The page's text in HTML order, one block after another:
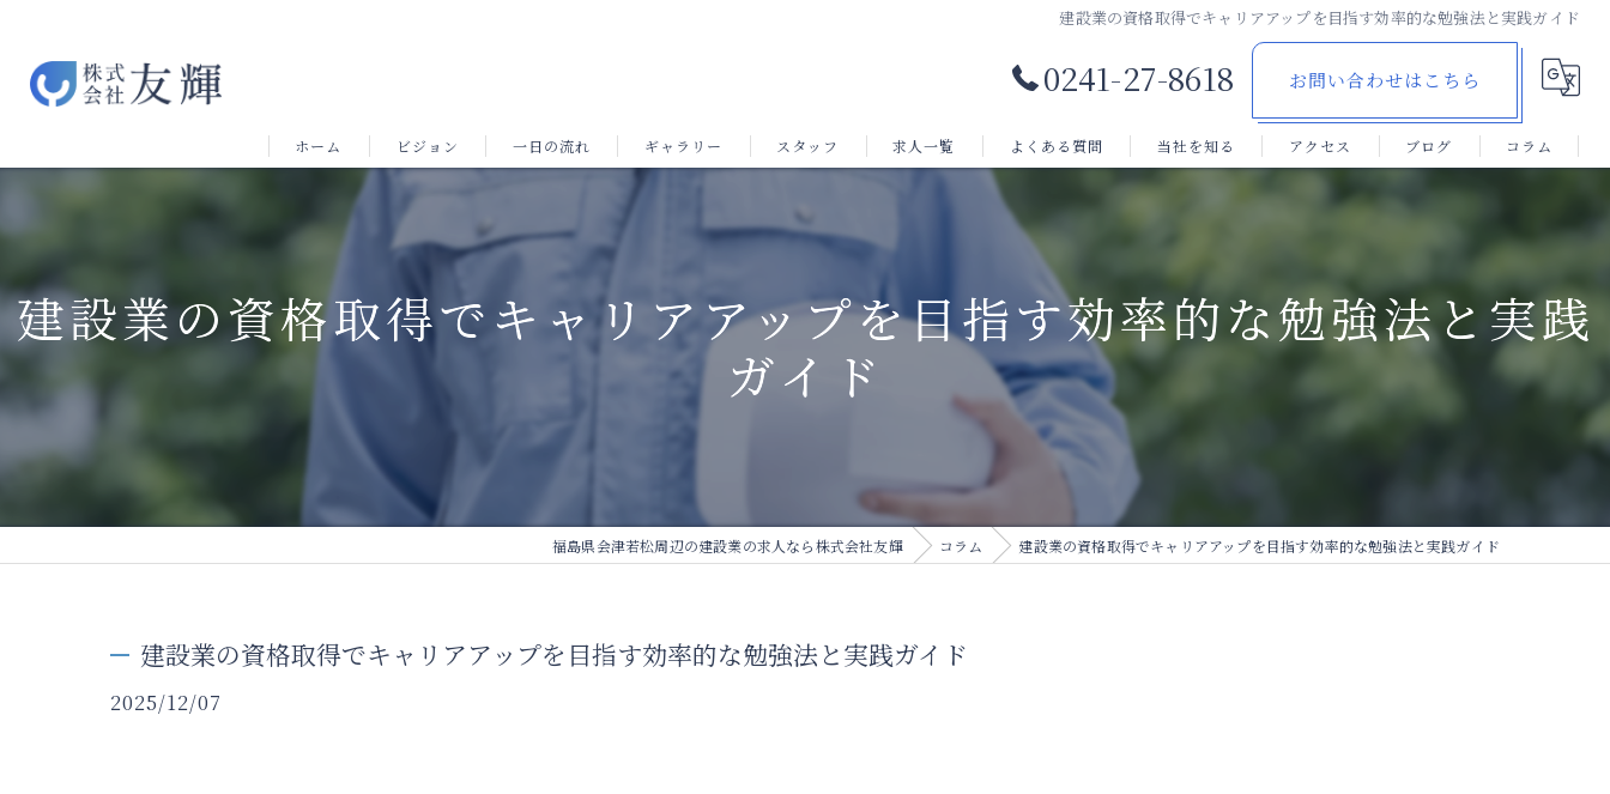
建設業の資格取得でキャリアアップを目指す効率的な勉強法と実践ガイド
0241-27-8618 お問い合わせはこちら
ホーム ビジョン 一日の流れ ギャラリー スタッフ 求人一覧 よくある質問 当社を知る
郡山市の建設業
未経験
アクセス ブログ コラム
建設業の資格取得でキャリアアップを目指す効率的な勉強法と実践
ガイド
福島県会津若松周辺の建設業の求人なら株式会社友輝 コラム 建設業の資格取得でキャリアアップを目指す効率的な勉強法と実践ガイド
建設業の資格取得でキャリアアップを目指す効率的な勉強法と実践ガイド
2025/12/07